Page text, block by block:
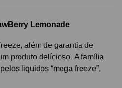
Lemonade
além de garantia de
produto delícioso. A família
liquidos “mega freeze”,